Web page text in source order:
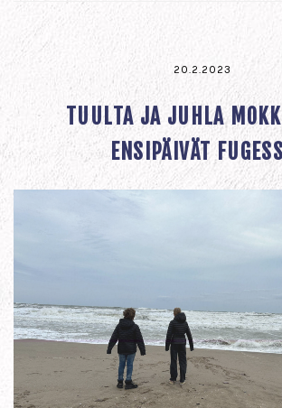
20.2.2023
TUULTA JA JUHLA
ENSIPÄIVÄT